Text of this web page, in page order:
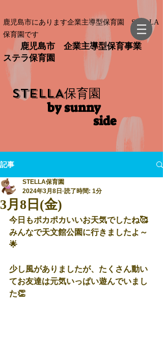
鹿児島市にあります企業主導型保育園 STELLA
保育園です
鹿児島市 企業主導型保育事業
ステラ保育園
STELLA保育園
by sunny
side​
記事
3月8日(金)
STELLA保育園
2024年3月8日 読了時間: 1分
今日もポカポカいいお天気でしたね🥰
みんなで天文館公園に行きましたよ～
🌟
少し風がありましたが、たくさん動い
てお友達は元気いっぱい遊んでいまし
た👏